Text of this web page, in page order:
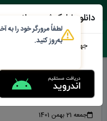
شهردار اسبق
شهردار سابق
جمعه 21 بهمن 1401
دانلود اپلیکیشن محلات من
جهت دانلود نرم افزار محلات
به‌روز کنید.